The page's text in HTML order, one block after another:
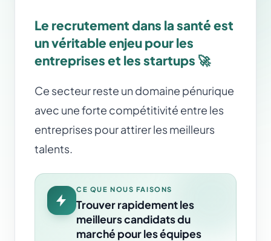
Le recrutement dans la santé est
un véritable enjeu pour les
entreprises et les startups 🚀
Ce secteur reste un domaine pénurique
avec une forte compétitivité entre les
entreprises pour attirer les meilleurs
talents.
CE QUE NOUS FAISONS
Trouver rapidement les
meilleurs candidats du
marché pour les équipes